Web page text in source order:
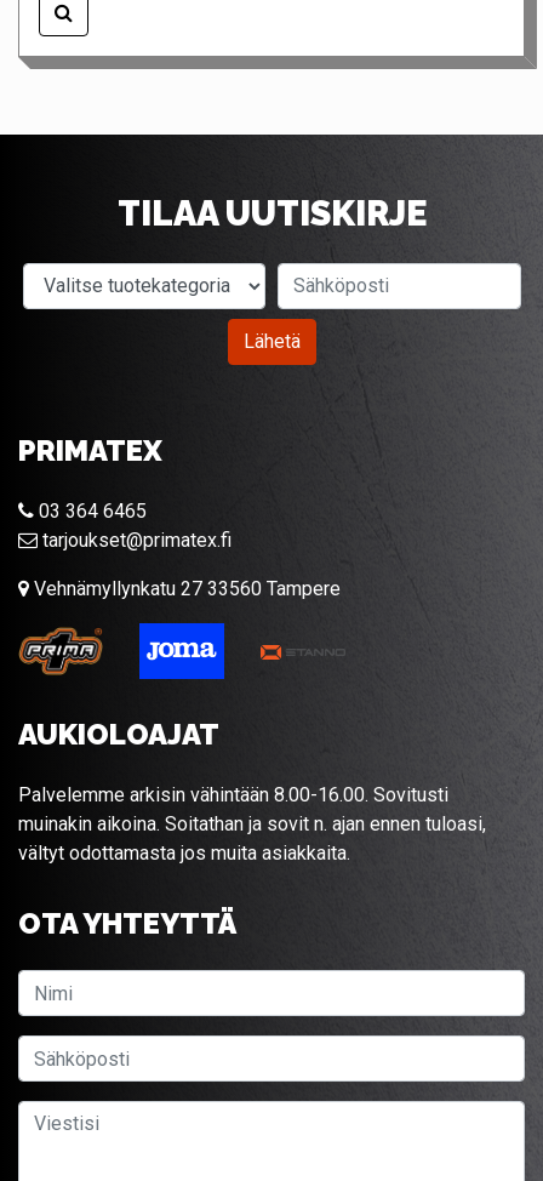
TILAA UUTISKIRJE
Valitse tuotekategoria
Lähetä
PRIMATEX
03 364 6465
tarjoukset@primatex.fi
Vehnämyllynkatu 27 33560 Tampere
AUKIOLOAJAT
Palvelemme arkisin vähintään 8.00-16.00. Sovitusti
muinakin aikoina. Soitathan ja sovit n. ajan ennen tuloasi,
vältyt odottamasta jos muita asiakkaita.
OTA YHTEYTTÄ